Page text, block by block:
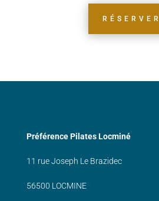
RÉSERVER
Préférence Pilates Locminé
11 rue Joseph Le Brazidec
56500 LOCMINE